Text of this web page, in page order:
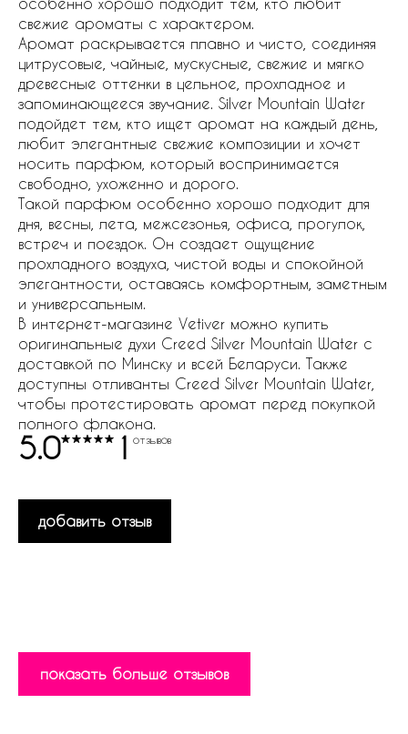
свежие ароматы с характером.
Аромат раскрывается плавно и чисто, соединяя
цитрусовые, чайные, мускусные, свежие и мягко
древесные оттенки в цельное, прохладное и
запоминающееся звучание. Silver Mountain Water
подойдет тем, кто ищет аромат на каждый день,
любит элегантные свежие композиции и хочет
носить парфюм, который воспринимается
свободно, ухоженно и дорого.
Такой парфюм особенно хорошо подходит для
дня, весны, лета, межсезонья, офиса, прогулок,
встреч и поездок. Он создает ощущение
прохладного воздуха, чистой воды и спокойной
элегантности, оставаясь комфортным, заметным
и универсальным.
В интернет-магазине Vetiver можно купить
оригинальные духи Creed Silver Mountain Water с
доставкой по Минску и всей Беларуси. Также
доступны отливанты Creed Silver Mountain Water,
чтобы протестировать аромат перед покупкой
полного флакона.
5.0 1 отзывов
добавить отзыв
показать больше отзывов